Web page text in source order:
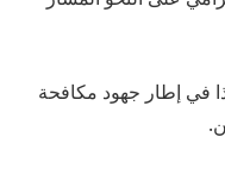
في إطار جهود مكافحة